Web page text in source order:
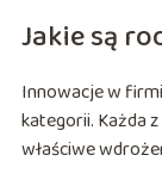
Jakie są
Innowacje w
kategorii. Każda
właściwe